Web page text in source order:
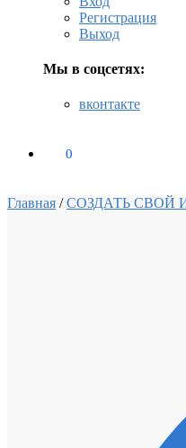
Регистрация
Выход
Мы в соцсетях:
вконтакте
0
Главная /СОЗДАТЬ СВОЙ